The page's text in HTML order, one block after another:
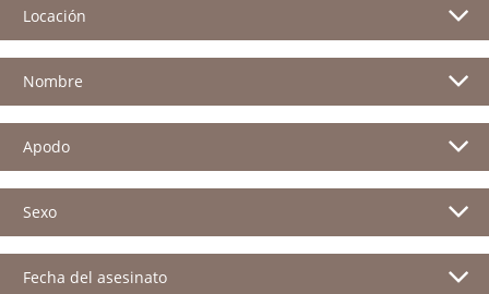
Locación
Nombre
Apodo
Sexo
Fecha del asesinato